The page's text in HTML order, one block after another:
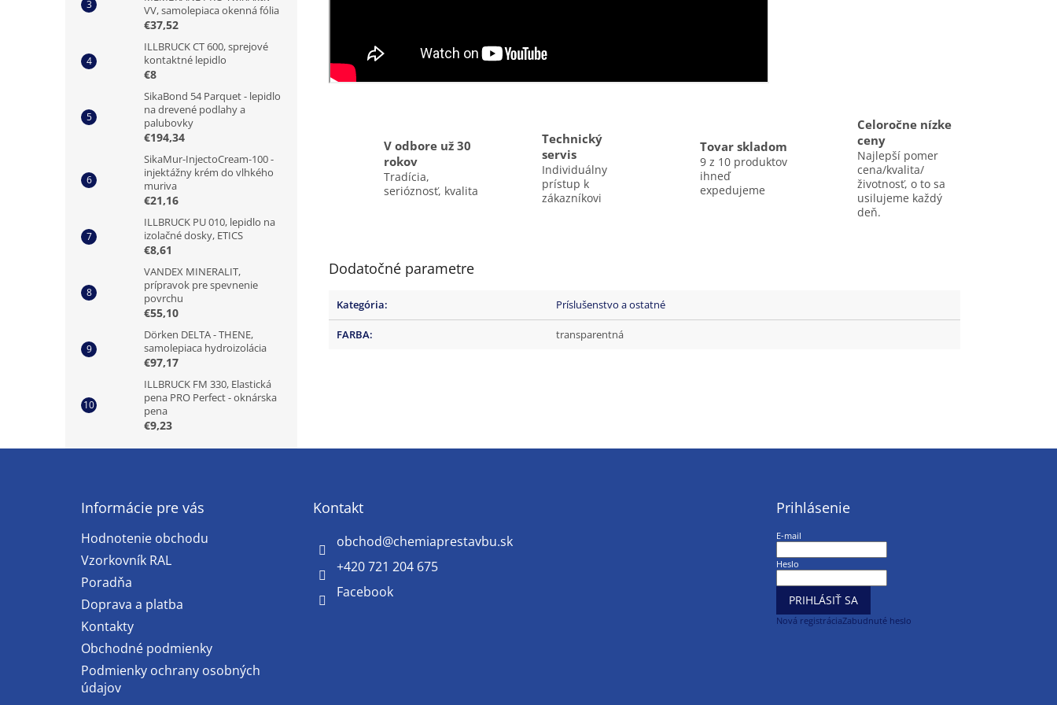
VV, samolepiaca okenná fólia
€37,52
ILLBRUCK CT 600, sprejové
kontaktné lepidlo
€8
SikaBond 54 Parquet - lepidlo
na drevené podlahy a
palubovky
€194,34
SikaMur-InjectoCream-100 -
injektážny krém do vlhkého
muriva
€21,16
ILLBRUCK PU 010, lepidlo na
izolačné dosky, ETICS
€8,61
VANDEX MINERALIT,
prípravok pre spevnenie
povrchu
€55,10
Dörken DELTA - THENE,
samolepiaca hydroizolácia
€97,17
ILLBRUCK FM 330, Elastická
pena PRO Perfect - oknárska
pena
€9,23
Celoročne nízke
ceny
Najlepší pomer
cena/kvalita/
životnosť, o to sa
usilujeme každý
deň.
Technický
servis
Individuálny
prístup k
zákazníkovi
Tovar skladom
9 z 10 produktov
ihneď
expedujeme
V odbore už 30
rokov
Tradícia,
serióznosť, kvalita
Dodatočné parametre
Kategória: Príslušenstvo a ostatné
FARBA: transparentná
Informácie pre vás
Hodnotenie obchodu
Vzorkovník RAL
Poradňa
Doprava a platba
Kontakty
Obchodné podmienky
Podmienky ochrany osobných
údajov
Kontakt
obchod@chemiaprestavbu.sk
+420 721 204 675
Facebook
Prihlásenie
E-mail
Heslo
PRIHLÁSIŤ SA
Nová registráciaZabudnuté heslo